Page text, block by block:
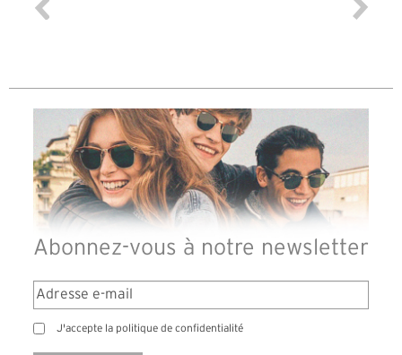
Abonnez-vous à notre newsletter
J'accepte la politique de confidentialité